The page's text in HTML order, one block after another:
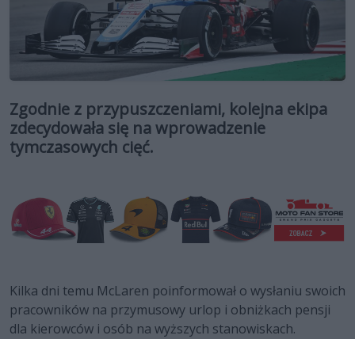
Zgodnie z przypuszczeniami, kolejna ekipa
zdecydowała się na wprowadzenie
tymczasowych cięć.
Kilka dni temu McLaren poinformował o wysłaniu swoich
pracowników na przymusowy urlop i obniżkach pensji
dla kierowców i osób na wyższych stanowiskach.